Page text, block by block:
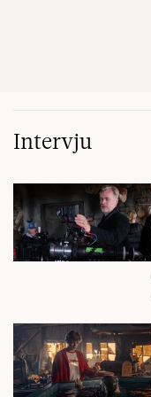
Intervju